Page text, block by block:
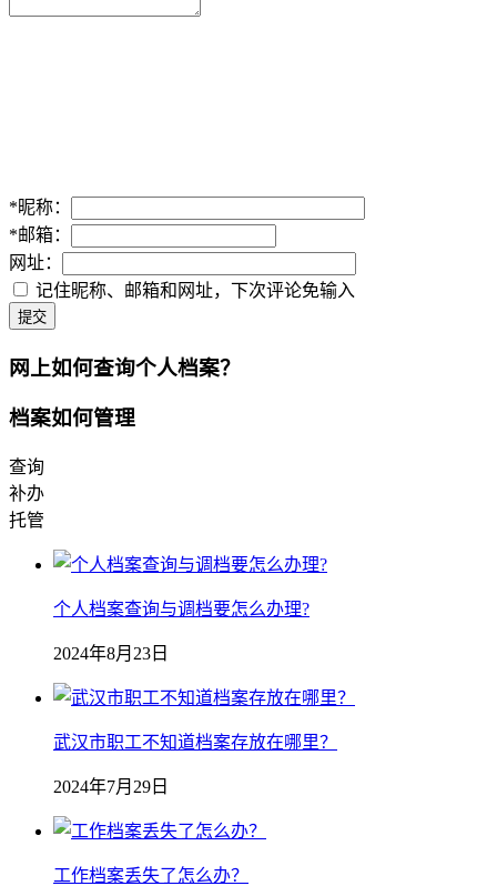
*昵称：
*邮箱：
网址：
记住昵称、邮箱和网址，下次评论免输入
提交
网上如何查询个人档案？
档案如何管理
查询
补办
托管
个人档案查询与调档要怎么办理?
2024年8月23日
武汉市职工不知道档案存放在哪里？
2024年7月29日
工作档案丢失了怎么办？